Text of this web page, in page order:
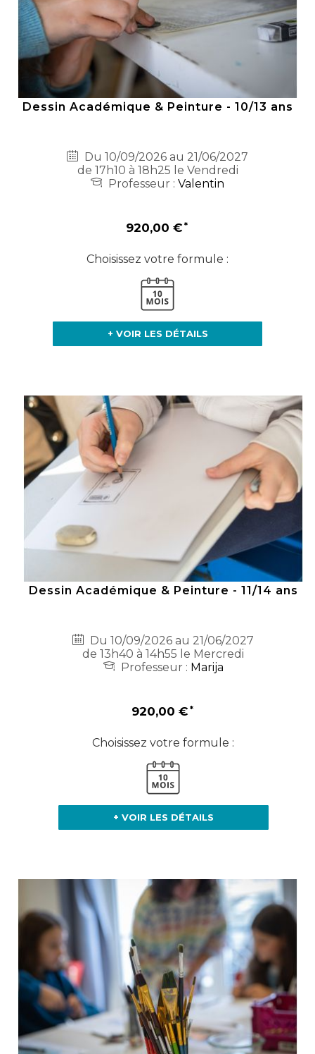
Dessin Académique & Peinture - 10/13 ans
Du 10/09/2026 au 21/06/2027
de 17h10 à 18h25 le Vendredi
Professeur : Valentin
920,00 €
Choisissez votre formule :
+ VOIR LES DÉTAILS
Dessin Académique & Peinture - 11/14 ans
Du 10/09/2026 au 21/06/2027
de 13h40 à 14h55 le Mercredi
Professeur : Marija
920,00 €
Choisissez votre formule :
+ VOIR LES DÉTAILS